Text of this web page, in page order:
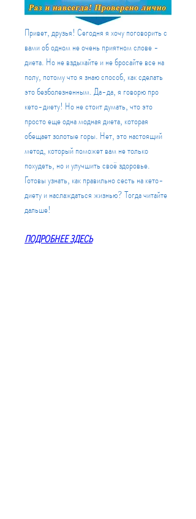
Привет, друзья! Сегодня я хочу поговорить с
вами об одном не очень приятном слове -
диета. Но не вздыхайте и не бросайте все на
полу, потому что я знаю способ, как сделать
это безболезненным. Да-да, я говорю про
кето-диету! Но не стоит думать, что это
просто еще одна модная диета, которая
обещает золотые горы. Нет, это настоящий
метод, который поможет вам не только
похудеть, но и улучшить своё здоровье.
Готовы узнать, как правильно сесть на кето-
диету и наслаждаться жизнью? Тогда читайте
дальше!
ПОДРОБНЕЕ ЗДЕСЬ